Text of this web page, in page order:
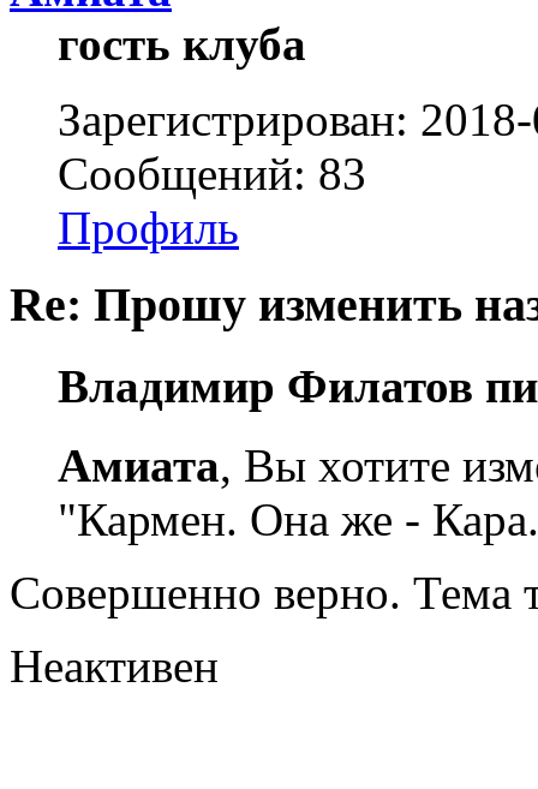
гость клуба
Зарегистрирован:
Сообщений: 83
Профиль
Re: Прошу изменить
Владимир Филатов
Амиата, Вы хотите
"Кармен. Она же -
Совершенно верно. Тема
Неактивен